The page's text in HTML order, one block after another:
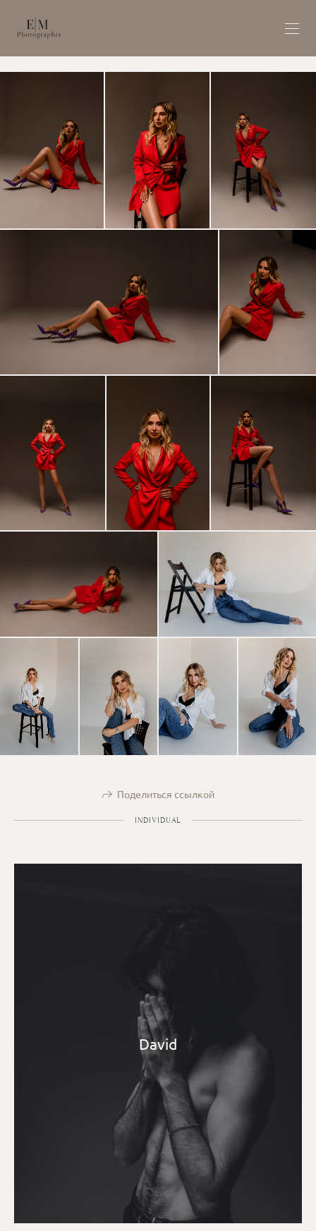
Поделиться ссылкой
INDIVIDUAL
David